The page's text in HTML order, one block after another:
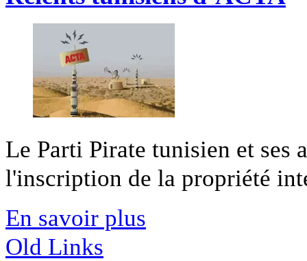
Le Parti Pirate tunisien et ses
l'inscription de la propriété
En savoir plus
Old Links